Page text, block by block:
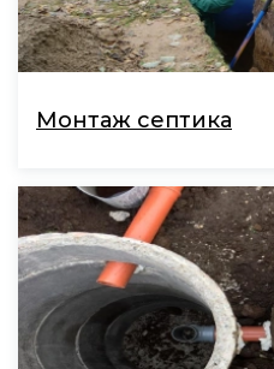
Монтаж септика